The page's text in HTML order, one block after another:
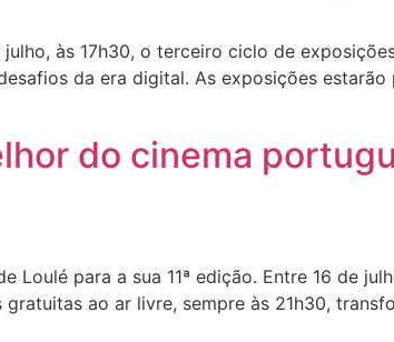
às 17h30, o terceiro ciclo de
da era digital. As exposições
do cinema
Loulé para a sua 11ª edição. Entre 16 de
ao ar livre, sempre às 21h30,